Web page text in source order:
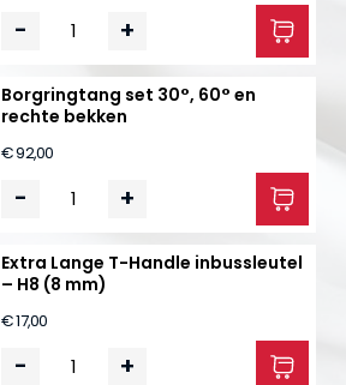
- +
Borgringtang set 30°, 60° en
rechte bekken
€ 92,00
- +
Extra Lange T-Handle inbussleutel
– H8 (8 mm)
€ 17,00
- +